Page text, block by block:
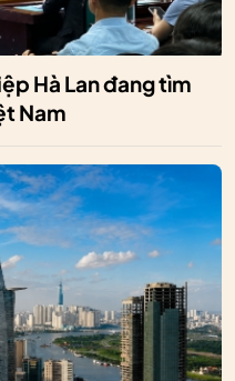
Hà Lan đang tìm
Nam